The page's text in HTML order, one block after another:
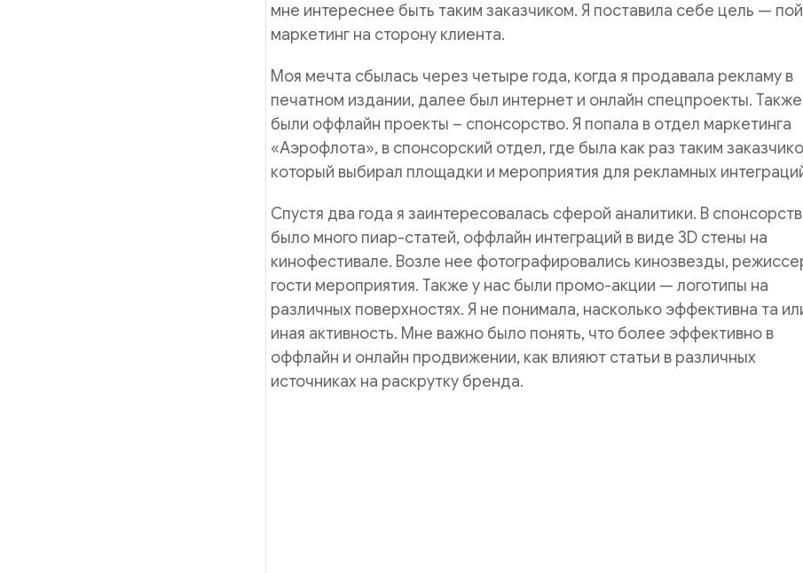
мне интереснее быть таким заказчиком. Я поставила себе цель —
маркетинг на сторону клиента.
Моя мечта сбылась через четыре года, когда я продавала рекламу в
печатном издании, далее был интернет и онлайн спецпроекты. Также
были оффлайн проекты – спонсорство. Я попала в отдел маркетинга
«Аэрофлота», в спонсорский отдел, где была как раз таким
который выбирал площадки и мероприятия для рекламных
Спустя два года я заинтересовалась сферой аналитики. В
было много пиар-статей, оффлайн интеграций в виде 3D стены на
кинофестивале. Возле нее фотографировались кинозвезды,
гости мероприятия. Также у нас были промо-акции — логотипы на
различных поверхностях. Я не понимала, насколько эффективна та
иная активность. Мне важно было понять, что более эффективно в
оффлайн и онлайн продвижении, как влияют статьи в различных
источниках на раскрутку бренда.